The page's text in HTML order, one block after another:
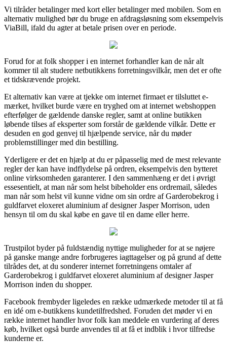
Vi tilråder betalinger med kort eller betalinger med mobilen. Som en
alternativ mulighed bør du bruge en afdragsløsning som eksempelvis
ViaBill, ifald du agter at betale prisen over en periode.
Forud for at folk shopper i en internet forhandler kan de når alt
kommer til alt studere netbutikkens forretningsvilkår, men det er ofte
et tidskrævende projekt.
Et alternativ kan være at tjekke om internet firmaet er tilsluttet e-
mærket, hvilket burde være en tryghed om at internet webshoppen
efterfølger de gældende danske regler, samt at online butikken
løbende tilses af eksperter som forstår de gældende vilkår. Dette er
desuden en god genvej til hjælpende service, når du møder
problemstillinger med din bestilling.
Yderligere er det en hjælp at du er påpasselig med de mest relevante
regler der kan have indflydelse på ordren, eksempelvis den bytteret
online virksomheden garanterer. I den sammenhæng er det i øvrigt
essesentielt, at man når som helst bibeholder ens ordremail, således
man når som helst vil kunne vidne om sin ordre af Garderobekrog i
guldfarvet eloxeret aluminium af designer Jasper Morrison, uden
hensyn til om du skal købe en gave til en dame eller herre.
Trustpilot byder på fuldstændig nyttige muligheder for at se nøjere
på ganske mange andre forbrugeres iagttagelser og på grund af dette
tilrådes det, at du sonderer internet forretningens omtaler af
Garderobekrog i guldfarvet eloxeret aluminium af designer Jasper
Morrison inden du shopper.
Facebook frembyder ligeledes en række udmærkede metoder til at få
en idé om e-butikkens kundetilfredshed. Foruden det møder vi en
række internet handler hvor folk kan meddele en vurdering af deres
køb, hvilket også burde anvendes til at få et indblik i hvor tilfredse
kunderne er.